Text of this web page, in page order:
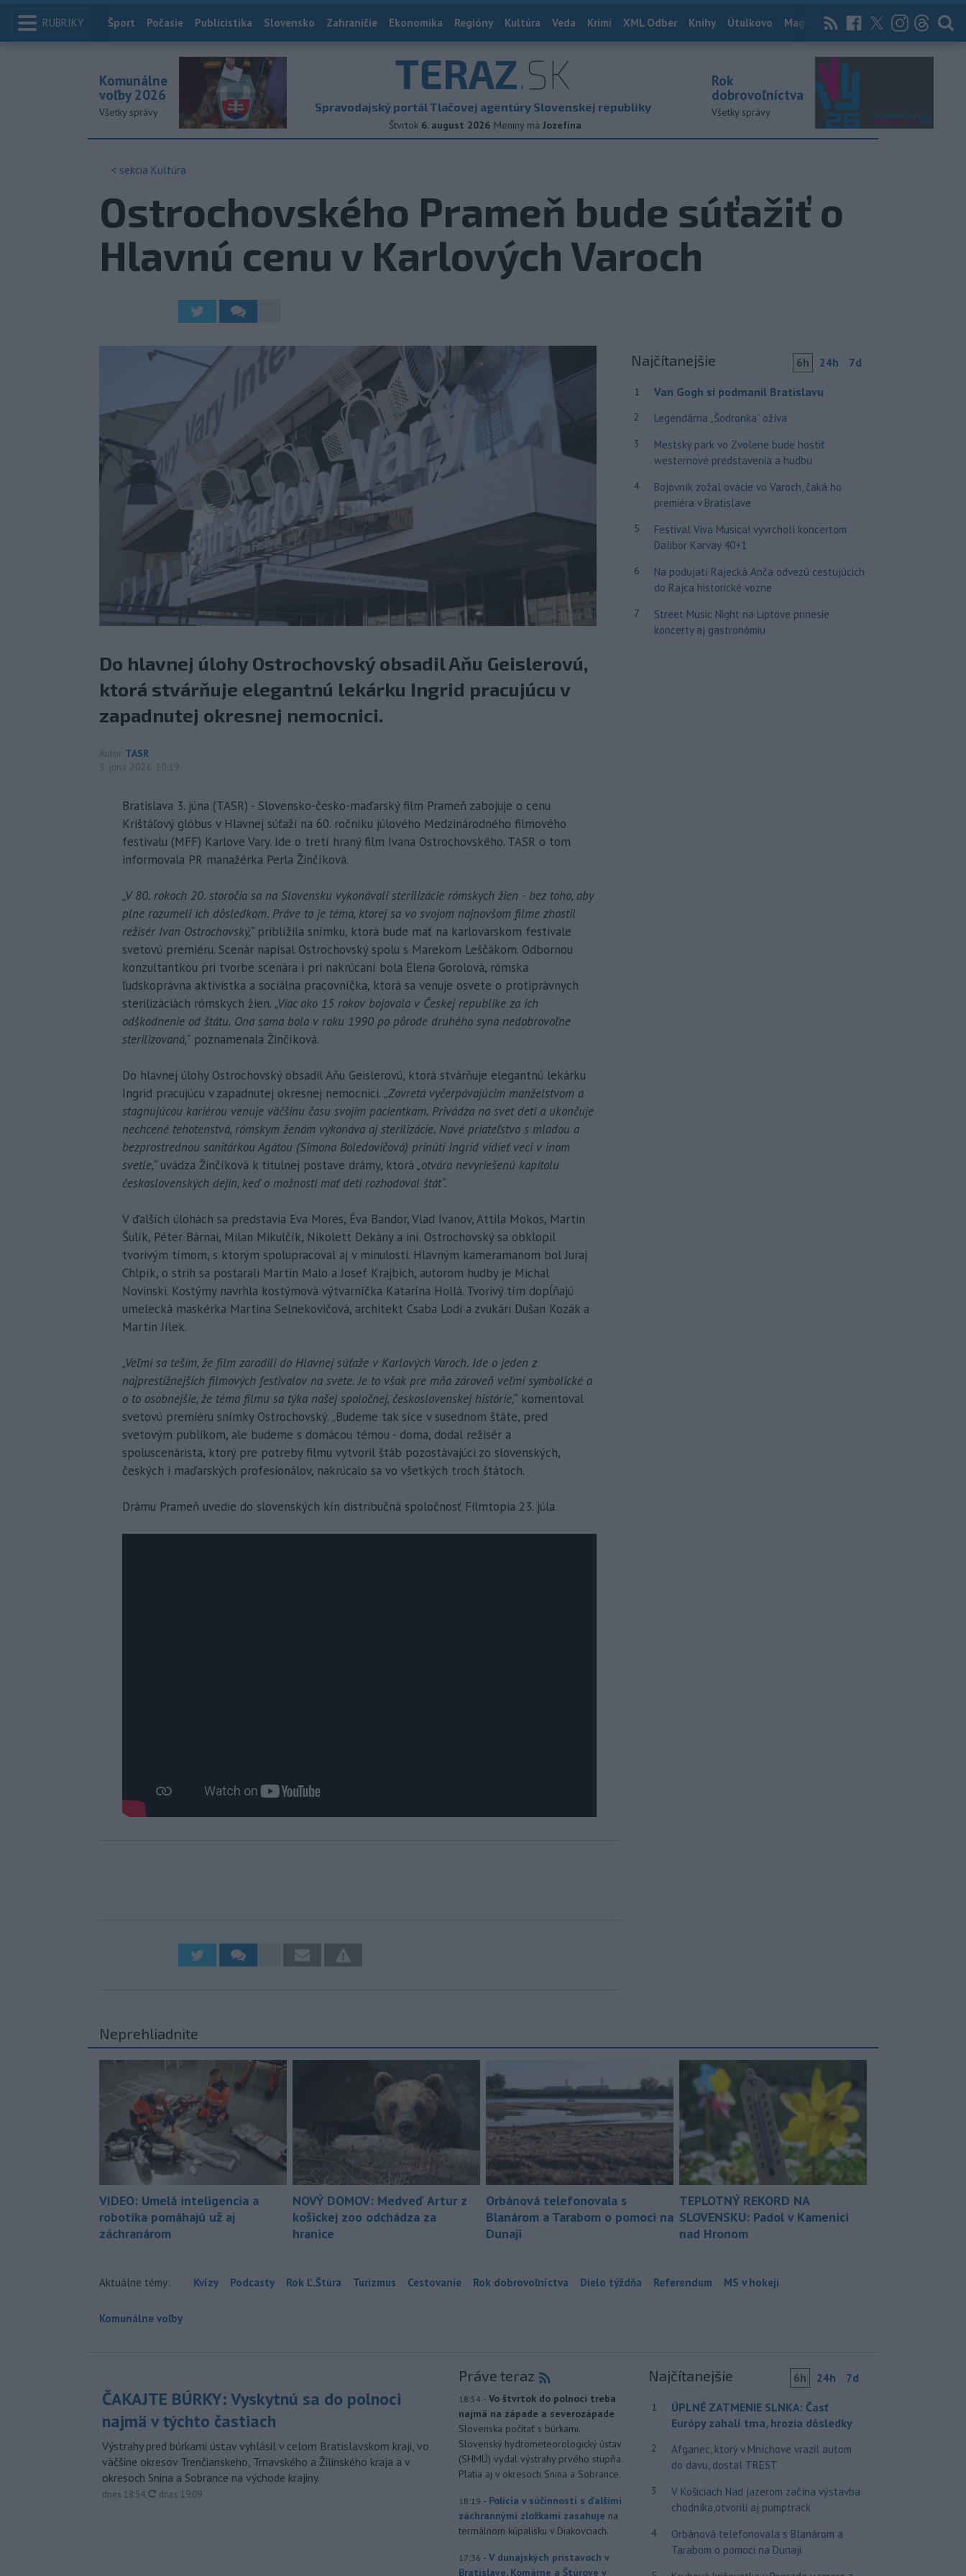
RUBRIKY Index
Šport Počasie Publicistika Slovensko Zahraničie Ekonomika Regióny Kultúra Veda Krimi XML Odber Knihy Útulkovo Magazín News Now Archív
TERAZ.SK
Spravodajský portál Tlačovej agentúry Slovenskej republiky
Štvrtok 6. august 2026 Meniny má Jozefína
Komunálne
voľby 2026
Všetky správy
Rok
dobrovoľníctva
Všetky správy
< sekcia Kultúra
Ostrochovského Prameň bude súťažiť o
Hlavnú cenu v Karlových Varoch
Do hlavnej úlohy Ostrochovský obsadil Aňu Geislerovú,
ktorá stvárňuje elegantnú lekárku Ingrid pracujúcu v
zapadnutej okresnej nemocnici.
Autor TASR
3. júna 2026 10:19
Bratislava 3. júna (TASR) - Slovensko-česko-maďarský film Prameň zabojuje o cenu
Krištáľový glóbus v Hlavnej súťaži na 60. ročníku júlového Medzinárodného filmového
festivalu (MFF) Karlove Vary. Ide o tretí hraný film Ivana Ostrochovského. TASR o tom
informovala PR manažérka Perla Žinčíková.
„V 80. rokoch 20. storočia sa na Slovensku vykonávali sterilizácie rómskych žien - bez toho, aby
plne rozumeli ich dôsledkom. Práve to je téma, ktorej sa vo svojom najnovšom filme zhostil
režisér Ivan Ostrochovský,“ priblížila snímku, ktorá bude mať na karlovarskom festivale
svetovú premiéru. Scenár napísal Ostrochovský spolu s Marekom Leščákom. Odbornou
konzultantkou pri tvorbe scenára i pri nakrúcaní bola Elena Gorolová, rómska
ľudskoprávna aktivistka a sociálna pracovníčka, ktorá sa venuje osvete o protiprávnych
sterilizáciách rómskych žien. „Viac ako 15 rokov bojovala v Českej republike za ich
odškodnenie od štátu. Ona sama bola v roku 1990 po pôrode druhého syna nedobrovoľne
sterilizovaná,“ poznamenala Žinčíková.
Do hlavnej úlohy Ostrochovský obsadil Aňu Geislerovú, ktorá stvárňuje elegantnú lekárku
Ingrid pracujúcu v zapadnutej okresnej nemocnici. „Zovretá vyčerpávajúcim manželstvom a
stagnujúcou kariérou venuje väčšinu času svojim pacientkam. Privádza na svet deti a ukončuje
nechcené tehotenstvá, rómskym ženám vykonáva aj sterilizácie. Nové priateľstvo s mladou a
bezprostrednou sanitárkou Agátou (Simona Boledovičová) prinúti Ingrid vidieť veci v inom
svetle,“ uvádza Žinčíková k titulnej postave drámy, ktorá „otvára nevyriešenú kapitolu
československých dejín, keď o možnosti mať deti rozhodoval štát“.
V ďalších úlohách sa predstavia Eva Mores, Éva Bandor, Vlad Ivanov, Attila Mokos, Martin
Šulík, Péter Bárnai, Milan Mikulčík, Nikolett Dekány a iní. Ostrochovský sa obklopil
tvorivým tímom, s ktorým spolupracoval aj v minulosti. Hlavným kameramanom bol Juraj
Chlpík, o strih sa postarali Martin Malo a Josef Krajbich, autorom hudby je Michal
Novinski. Kostýmy navrhla kostýmová výtvarníčka Katarína Hollá. Tvorivý tím dopĺňajú
umelecká maskérka Martina Selnekovičová, architekt Csaba Lodi a zvukári Dušan Kozák a
Martin Jílek.
„Veľmi sa teším, že film zaradili do Hlavnej súťaže v Karlových Varoch. Ide o jeden z
najprestížnejších filmových festivalov na svete. Je to však pre mňa zároveň veľmi symbolické a
o to osobnejšie, že téma filmu sa týka našej spoločnej, československej histórie,“ komentoval
svetovú premiéru snímky Ostrochovský. „Budeme tak síce v susednom štáte, pred
svetovým publikom, ale budeme s domácou témou - doma, dodal režisér a
spoluscenárista, ktorý pre potreby filmu vytvoril štáb pozostávajúci zo slovenských,
českých i maďarských profesionálov, nakrúcalo sa vo všetkých troch štátoch.
Drámu Prameň uvedie do slovenských kín distribučná spoločnosť Filmtopia 23. júla.
Najčítanejšie 6h 24h 7d
1 Van Gogh si podmanil Bratislavu
2 Legendárna „Šodronka“ ožíva
3
Mestský park vo Zvolene bude hostiť
westernové predstavenia a hudbu
4
Bojovník zožal ovácie vo Varoch, čaká ho
premiéra v Bratislave
5
Festival Viva Musica! vyvrcholí koncertom
Dalibor Karvay 40+1
6
Na podujatí Rajecká Anča odvezú cestujúcich
do Rajca historické vozne
7
Street Music Night na Liptove prinesie
koncerty aj gastronómiu
Neprehliadnite
VIDEO: Umelá inteligencia a
robotika pomáhajú už aj
záchranárom
NOVÝ DOMOV: Medveď Artur z
košickej zoo odchádza za
hranice
Orbánová telefonovala s
Blanárom a Tarabom o pomoci na
Dunaji
TEPLOTNÝ REKORD NA
SLOVENSKU: Padol v Kamenici
nad Hronom
Aktuálne témy: Kvízy Podcasty Rok Ľ.Štúra Turizmus Cestovanie Rok dobrovoľníctva Dielo týždňa Referendum MS v hokeji
Komunálne voľby
ČAKAJTE BÚRKY: Vyskytnú sa do polnoci
najmä v týchto častiach
Výstrahy pred búrkami ústav vyhlásil v celom Bratislavskom kraji, vo
väčšine okresov Trenčianskeho, Trnavského a Žilinského kraja a v
okresoch Snina a Sobrance na východe krajiny.
dnes 18:54, aktualizované
dnes 19:09
Práve teraz
18:54 - Vo štvrtok do polnoci treba
najmä na západe a severozápade
Slovenska počítať s búrkami.
Slovenský hydrometeorologický ústav
(SHMÚ) vydal výstrahy prvého stupňa.
Platia aj v okresoch Snina a Sobrance.
18:19 - Polícia v súčinnosti s ďalšími
záchrannými zložkami zasahuje na
termálnom kúpalisku v Diakovciach.
17:36 - V dunajských prístavoch v
Bratislave, Komárne a Štúrove v
Najčítanejšie 6h 24h 7d
1
ÚPLNÉ ZATMENIE SLNKA: Časť
Európy zahalí tma, hrozia dôsledky
2
Afganec, ktorý v Mníchove vrazil autom
do davu, dostal TREST
3
V Košiciach Nad jazerom začína výstavba
chodníka,otvorili aj pumptrack
4
Orbánová telefonovala s Blanárom a
Tarabom o pomoci na Dunaji